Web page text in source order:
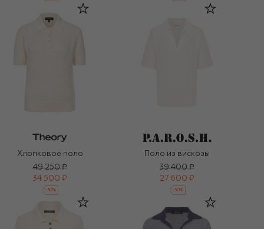
Хлопковое поло
49 250 ₽
34 500 ₽
-30%
Поло из вискозы
39 400 ₽
27 600 ₽
-30%